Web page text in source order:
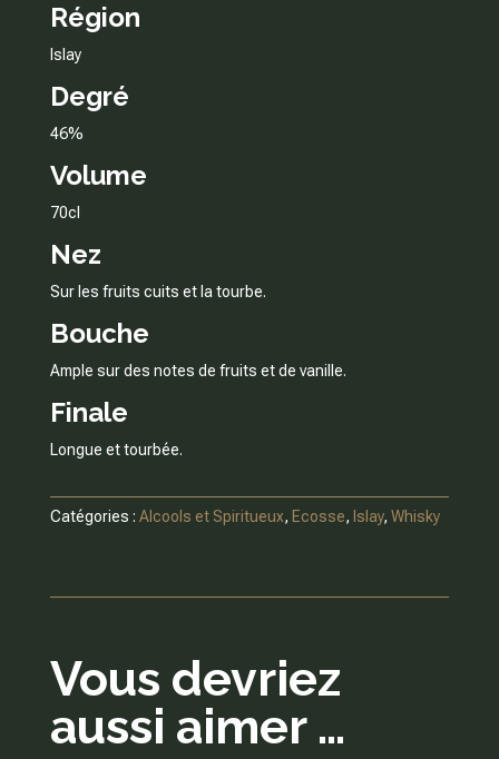
Région
Islay
Degré
46%
Volume
70cl
Nez
Sur les fruits cuits et la tourbe.
Bouche
Ample sur des notes de fruits et de vanille.
Finale
Longue et tourbée.
Catégories : Alcools et Spiritueux, Ecosse, Islay, Whisky
Vous devriez
aussi aimer …